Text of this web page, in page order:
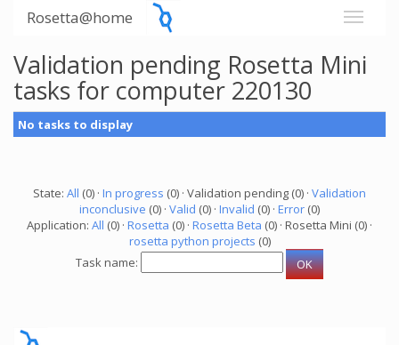
Rosetta@home
Validation pending Rosetta Mini
tasks for computer 220130
No tasks to display
State: All (0) · In progress (0) · Validation pending (0) · Validation
inconclusive (0) · Valid (0) · Invalid (0) · Error (0)
Application: All (0) · Rosetta (0) · Rosetta Beta (0) · Rosetta Mini (0) ·
rosetta python projects (0)
Task name: